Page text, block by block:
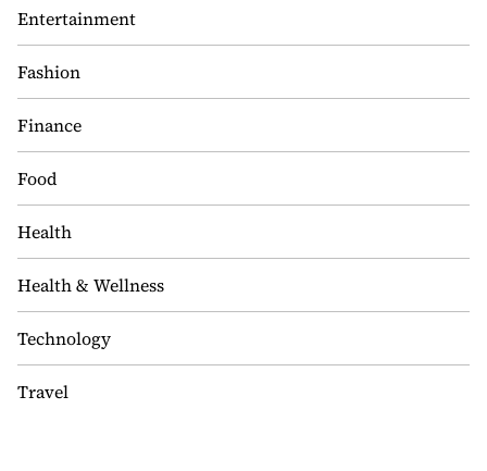
Entertainment
Fashion
Finance
Food
Health
Health & Wellness
Technology
Travel